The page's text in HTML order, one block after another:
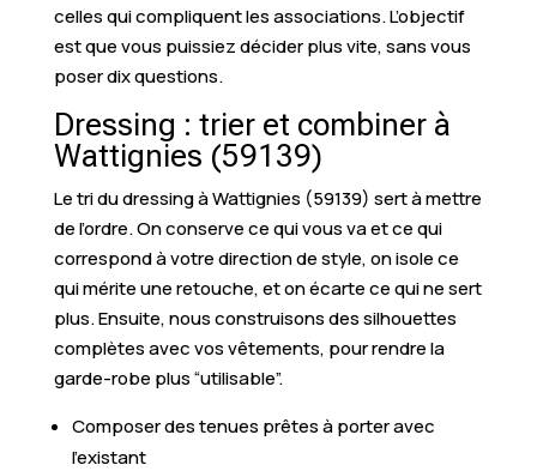
celles qui compliquent les associations. L’objectif
est que vous puissiez décider plus vite, sans vous
poser dix questions.
Dressing : trier et combiner à
Wattignies (59139)
Le tri du dressing à Wattignies (59139) sert à mettre
de l’ordre. On conserve ce qui vous va et ce qui
correspond à votre direction de style, on isole ce
qui mérite une retouche, et on écarte ce qui ne sert
plus. Ensuite, nous construisons des silhouettes
complètes avec vos vêtements, pour rendre la
garde-robe plus “utilisable”.
Composer des tenues prêtes à porter avec
l’existant